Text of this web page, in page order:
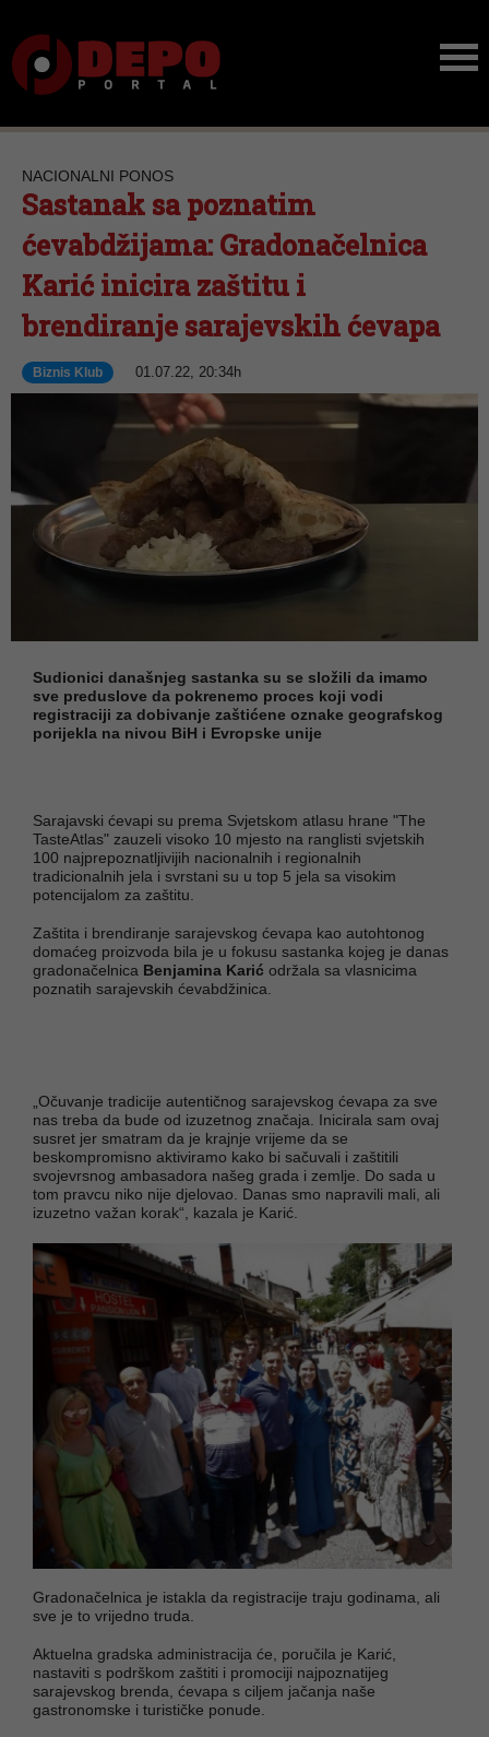
NACIONALNI PONOS
Sastanak sa poznatim
ćevabdžijama: Gradonačelnica
Karić inicira zaštitu i
brendiranje sarajevskih ćevapa
Biznis Klub 01.07.22, 20:34h
Sudionici današnjeg sastanka su se složili da imamo
sve preduslove da pokrenemo proces koji vodi
registraciji za dobivanje zaštićene oznake geografskog
porijekla na nivou BiH i Evropske unije
Sarajavski ćevapi su prema Svjetskom atlasu hrane "The
TasteAtlas" zauzeli visoko 10 mjesto na ranglisti svjetskih
100 najprepoznatljivijih nacionalnih i regionalnih
tradicionalnih jela i svrstani su u top 5 jela sa visokim
potencijalom za zaštitu.
Zaštita i brendiranje sarajevskog ćevapa kao autohtonog
domaćeg proizvoda bila je u fokusu sastanka kojeg je danas
gradonačelnica Benjamina Karić održala sa vlasnicima
poznatih sarajevskih ćevabdžinica.
„Očuvanje tradicije autentičnog sarajevskog ćevapa za sve
nas treba da bude od izuzetnog značaja. Inicirala sam ovaj
susret jer smatram da je krajnje vrijeme da se
beskompromisno aktiviramo kako bi sačuvali i zaštitili
svojevrsnog ambasadora našeg grada i zemlje. Do sada u
tom pravcu niko nije djelovao. Danas smo napravili mali, ali
izuzetno važan korak“, kazala je Karić.
Gradonačelnica je istakla da registracije traju godinama, ali
sve je to vrijedno truda.
Aktuelna gradska administracija će, poručila je Karić,
nastaviti s podrškom zaštiti i promociji najpoznatijeg
sarajevskog brenda, ćevapa s ciljem jačanja naše
gastronomske i turističke ponude.